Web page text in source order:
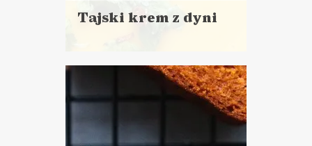
Tajski krem z dyni
więcej
Czas przygotowania: